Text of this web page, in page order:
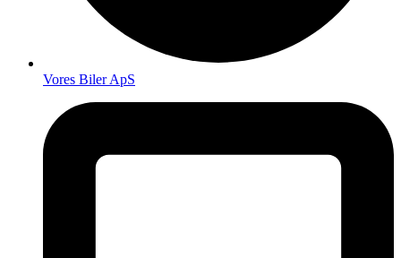
Vores Biler ApS